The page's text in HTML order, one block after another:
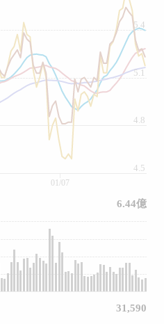
4.5
4.8
5.1
5.4
01/07
6.44億
31,590